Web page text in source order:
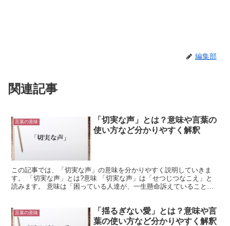
編集部
関連記事
言葉の意味
「切実な声」とは？意味や言葉の
使い方など分かりやすく解釈
この記事では、「切実な声」の意味を分かりやすく説明していきま
す。 「切実な声」とは?意味 「切実な声」は「せつじつなこえ」と
読みます。 意味は「困っている人達が、一生懸命訴えていること
言葉の意味
「揺るぎない愛」とは？意味や言
葉の使い方など分かりやすく解釈